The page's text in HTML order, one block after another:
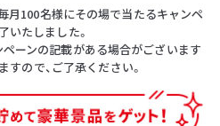
月100名様にその場で当たるキャンペ
いたしました。
ーンの記載がある場合がございます
すので、ご了承ください。